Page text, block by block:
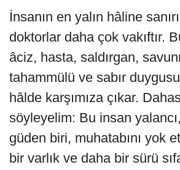
İnsanın en yalın hâline
doktorlar daha çok vakıftır.
âciz, hasta, saldırgan,
tahammülü ve sabır
hâlde karşımıza çıkar.
söyleyelim: Bu insan
güden biri, muhatabını yok
bir varlık ve daha bir sürü